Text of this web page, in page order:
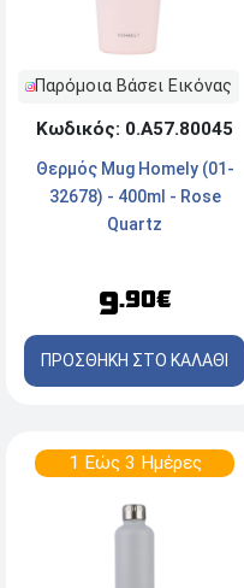
Παρόμοια Βάσει Εικόνας
Κωδικός: 0.Α57.80045
Θερμός Mug Homely (01-
32678) - 400ml - Rose
Quartz
9.90€
ΠΡΟΣΘΗΚΗ ΣΤΟ ΚΑΛΑΘΙ
1 Εώς 3 Ημέρες